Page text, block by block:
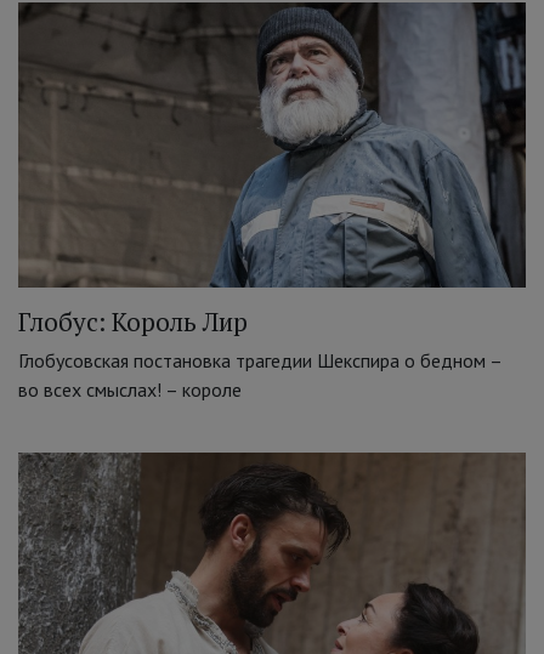
Глобус: Король Лир
Глобусовская постановка трагедии Шекспира о бедном –
во всех смыслах! – короле